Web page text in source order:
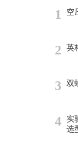
1 空
2 英
3 双
4
实
选